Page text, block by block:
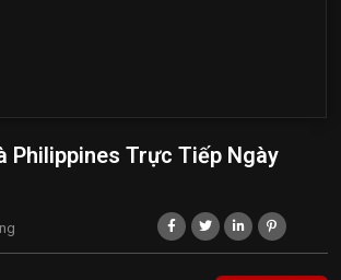
Philippines Trực Tiếp Ngày